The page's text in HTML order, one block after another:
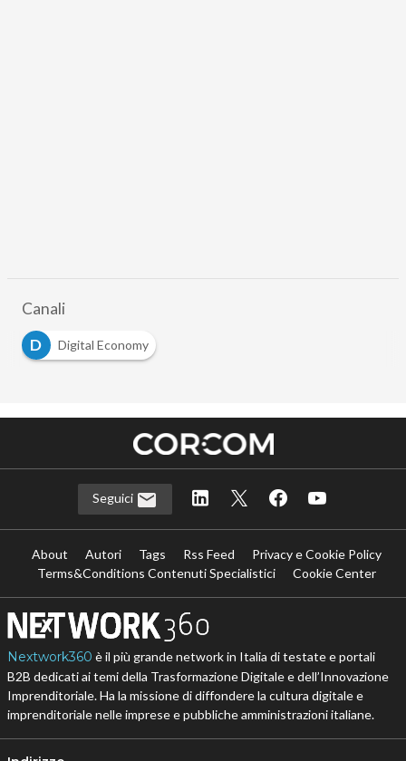
Canali
D
Digital Economy
Seguici
About Autori Tags Rss Feed
Privacy e Cookie Policy
Terms&Conditions Contenuti Specialistici
Cookie Center
Nextwork360 è il più grande network in Italia di testate e portali
B2B dedicati ai temi della Trasformazione Digitale e dell’Innovazione
Imprenditoriale. Ha la missione di diffondere la cultura digitale e
imprenditoriale nelle imprese e pubbliche amministrazioni italiane.